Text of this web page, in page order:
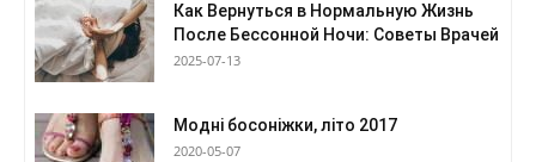
Как Вернуться в Нормальную Жизнь
После Бессонной Ночи: Советы Врачей
2025-07-13
Модні босоніжки, літо 2017
2020-05-07